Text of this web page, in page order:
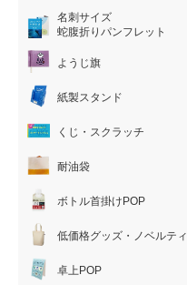
名刺サイズ
蛇腹折りパンフレット
ようじ旗
紙製スタンド
くじ・スクラッチ
耐油袋
ボトル首掛けPOP
低価格グッズ・ノベルティ
卓上POP